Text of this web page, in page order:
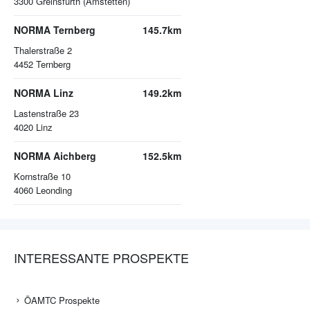
NORMA Ternberg
Thalerstraße 2
4452 Ternberg
145.7km
NORMA Linz
Lastenstraße 23
4020 Linz
149.2km
NORMA Aichberg
Kornstraße 10
4060 Leonding
152.5km
INTERESSANTE PROSPEKTE
ÖAMTC Prospekte